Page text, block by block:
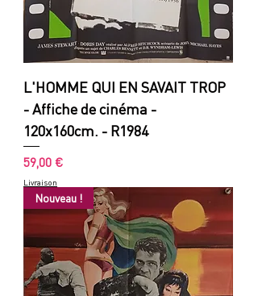
L'HOMME QUI EN SAVAIT TROP
- Affiche de cinéma -
120x160cm. - R1984
Prix
59,00 €
Livraison
Nouveau !